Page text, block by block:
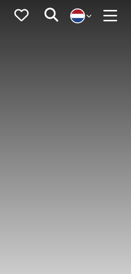
FavorietenZoeken